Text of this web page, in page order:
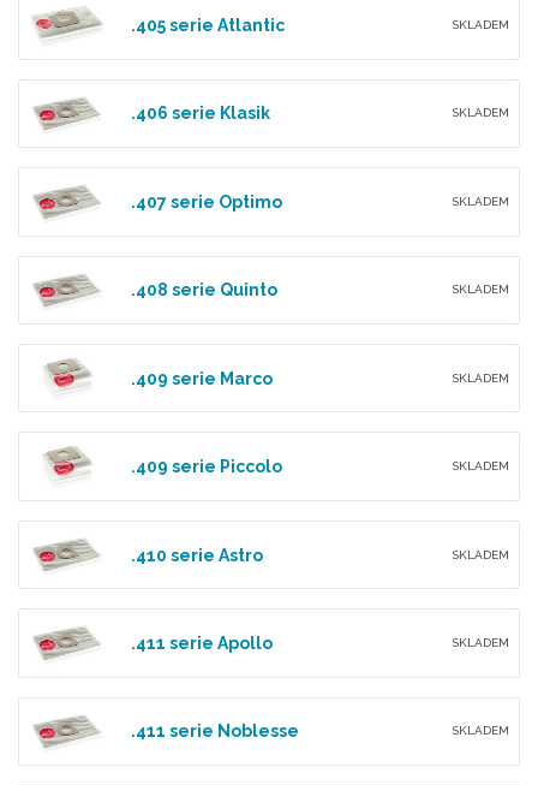
.405 serie Atlantic SKLADEM
.406 serie Klasik SKLADEM
.407 serie Optimo SKLADEM
.408 serie Quinto SKLADEM
.409 serie Marco SKLADEM
.409 serie Piccolo SKLADEM
.410 serie Astro SKLADEM
.411 serie Apollo SKLADEM
.411 serie Noblesse SKLADEM